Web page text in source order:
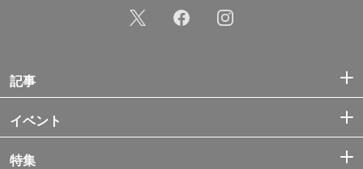
記事
イベント
特集